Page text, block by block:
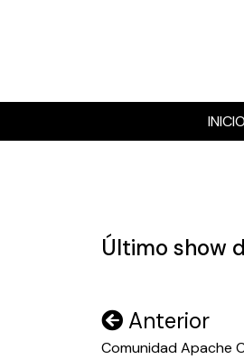
INICIO
Último show
Navegación
de
Anterior
Comunidad Apache